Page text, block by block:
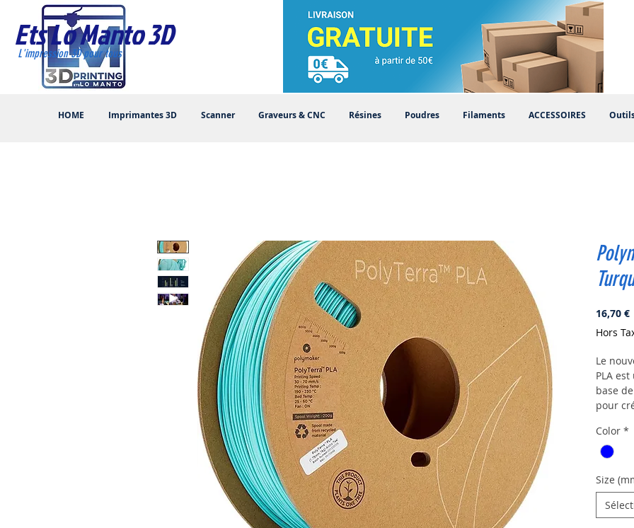
Ets Lo Manto 3D
HOME Imprimantes 3D Scanner Graveurs & CNC Résines Poudres Filaments ACCESSOIRES
L'impression 3D pour tous
16,70 €
Hors
Le
PLA
base
pour
un
et de
Color *
Size